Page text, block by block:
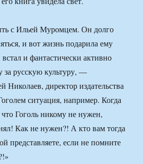
с Ильей Муромцем. Он долго
и вот жизнь подарила ему
и фантастически активно
за русскую культуру, —
Николаев, директор издательства
ситуация, например. Когда
что Гоголь никому не нужен,
Как не нужен?! А кто вам тогда
представляете, если не помните